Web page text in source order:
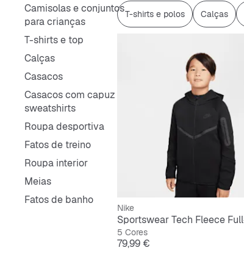
Camisolas e conjuntos
para crianças
T-shirts e top
Calças
Casacos
Casacos com capuz e
sweatshirts
Roupa desportiva
Fatos de treino
Roupa interior
Meias
Fatos de banho
T-shirts e polos Calças
Nike
5 Cores
Preço
79,99 €